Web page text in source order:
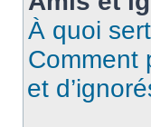
À quoi
Comment
et